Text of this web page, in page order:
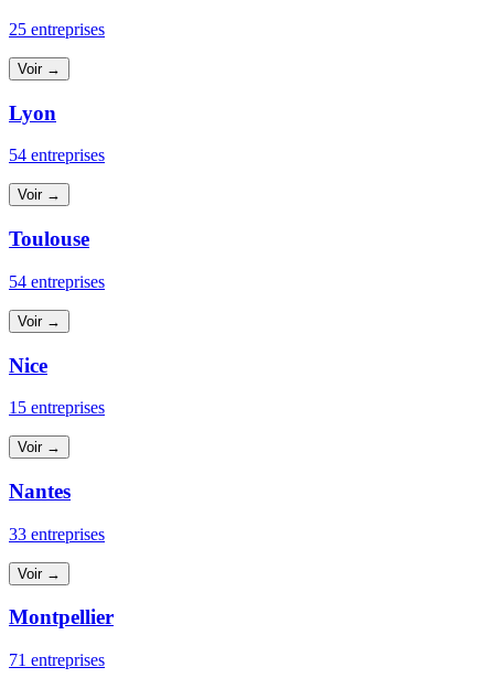
25 entreprises
Voir →
Lyon
54 entreprises
Voir →
Toulouse
54 entreprises
Voir →
Nice
15 entreprises
Voir →
Nantes
33 entreprises
Voir →
Montpellier
71 entreprises